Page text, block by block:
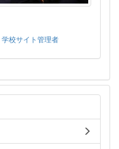
学校サイト管理者